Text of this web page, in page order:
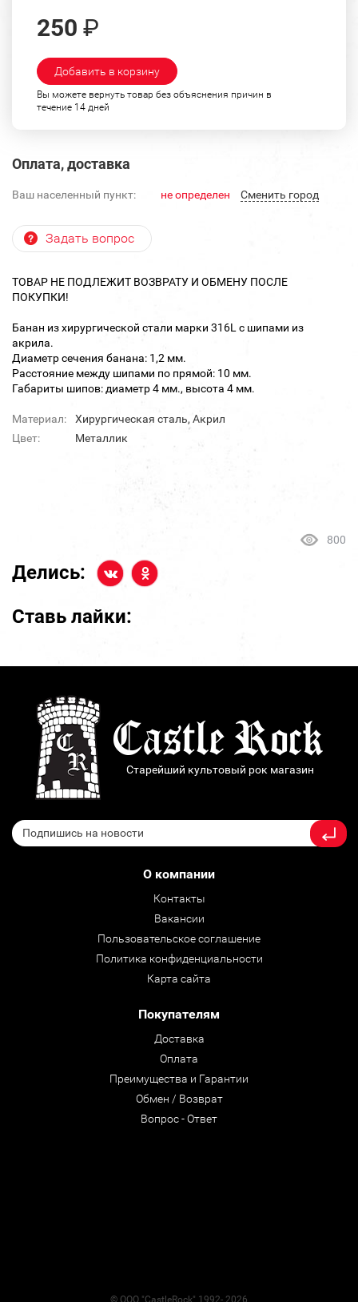
250 ₽
Добавить в корзину
Вы можете вернуть товар без объяснения причин в
течение 14 дней
Оплата, доставка
Ваш населенный пункт: не определен Cменить город
Задать вопрос
ТОВАР НЕ ПОДЛЕЖИТ ВОЗВРАТУ И ОБМЕНУ ПОСЛЕ
ПОКУПКИ!
Банан из хирургической стали марки 316L с шипами из
акрила.
Диаметр сечения банана: 1,2 мм.
Расстояние между шипами по прямой: 10 мм.
Габариты шипов: диаметр 4 мм., высота 4 мм.
Материал:
Хирургическая сталь, Акрил
Цвет:
Металлик
800
Делись:
Ставь лайки:
Старейший культовый рок магазин
О компании
Контакты
Вакансии
Пользовательское соглашение
Политика конфиденциальности
Карта сайта
Покупателям
Доставка
Оплата
Преимущества и Гарантии
Обмен / Возврат
Вопрос - Ответ